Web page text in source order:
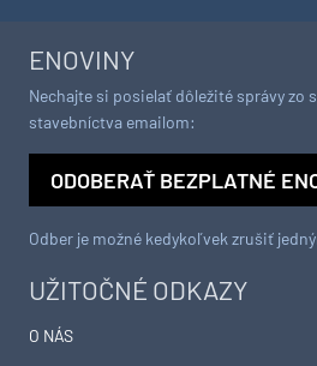
UŽITOČNÉ ODKAZY
O NÁS
ENOVINY
Nechajte si posielať dôležité správy zo
stavebníctva emailom:
ODOBERAŤ BEZPLATNÉ
Odber je možné kedykoľvek zrušiť